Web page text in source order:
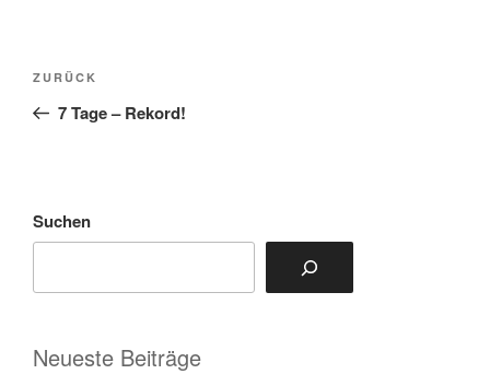
Beitragsnavigation
Vorheriger
Beitrag
ZURÜCK
7 Tage – Rekord!
Suchen
Neueste Beiträge